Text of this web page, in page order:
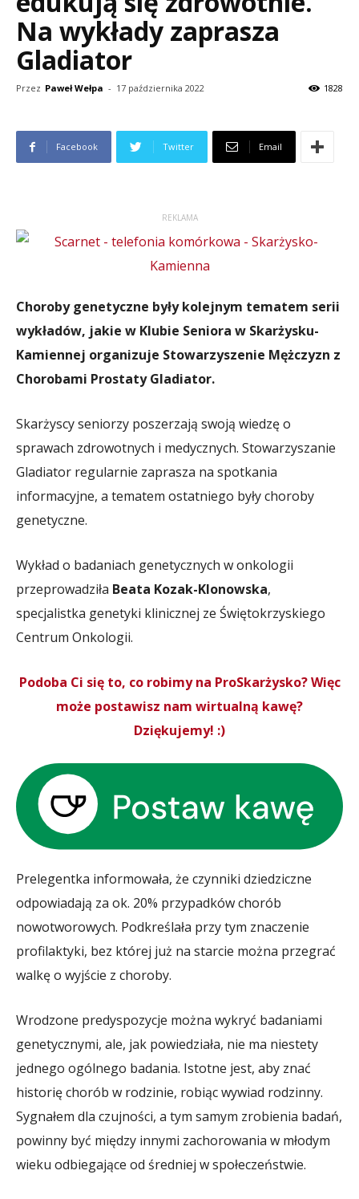
Na wykłady zaprasza
Gladiator
Przez Paweł Wełpa - 17 października 2022 1828
Facebook Twitter Email
REKLAMA
Choroby genetyczne były kolejnym tematem serii
wykładów, jakie w Klubie Seniora w Skarżysku-
Kamiennej organizuje Stowarzyszenie Mężczyzn z
Chorobami Prostaty Gladiator.
Skarżyscy seniorzy poszerzają swoją wiedzę o
sprawach zdrowotnych i medycznych. Stowarzyszanie
Gladiator regularnie zaprasza na spotkania
informacyjne, a tematem ostatniego były choroby
genetyczne.
Wykład o badaniach genetycznych w onkologii
przeprowadziła Beata Kozak-Klonowska,
specjalistka genetyki klinicznej ze Świętokrzyskiego
Centrum Onkologii.
Podoba Ci się to, co robimy na ProSkarżysko? Więc
może postawisz nam wirtualną kawę?
Dziękujemy! :)
Prelegentka informowała, że czynniki dziedziczne
odpowiadają za ok. 20% przypadków chorób
nowotworowych. Podkreślała przy tym znaczenie
profilaktyki, bez której już na starcie można przegrać
walkę o wyjście z choroby.
Wrodzone predyspozycje można wykryć badaniami
genetycznymi, ale, jak powiedziała, nie ma niestety
jednego ogólnego badania. Istotne jest, aby znać
historię chorób w rodzinie, robiąc wywiad rodzinny.
Sygnałem dla czujności, a tym samym zrobienia badań,
powinny być między innymi zachorowania w młodym
wieku odbiegające od średniej w społeczeństwie.